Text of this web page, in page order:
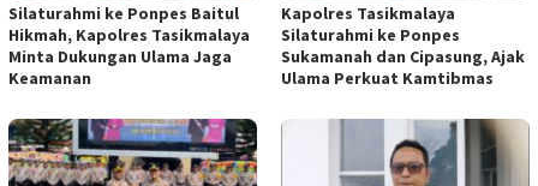
Silaturahmi ke Ponpes Baitul
Hikmah, Kapolres Tasikmalaya
Minta Dukungan Ulama Jaga
Keamanan
Kapolres Tasikmalaya
Silaturahmi ke Ponpes
Sukamanah dan Cipasung, Ajak
Ulama Perkuat Kamtibmas